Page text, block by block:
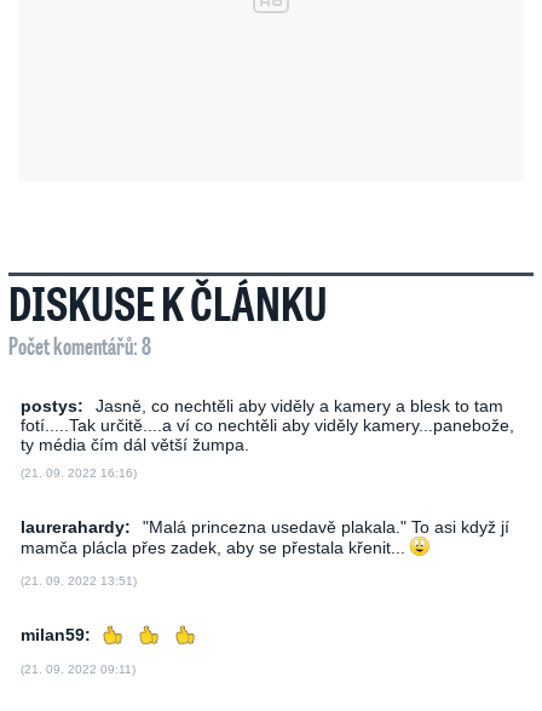
DISKUSE K ČLÁNKU
Počet komentářů: 8
postys:
Jasně, co nechtěli aby viděly a kamery a blesk to tam
fotí.....Tak určitě....a ví co nechtěli aby viděly kamery...panebože,
ty média čím dál větší žumpa.
(21. 09. 2022 16:16)
laurerahardy:
"Malá princezna usedavě plakala." To asi když jí
mamča plácla přes zadek, aby se přestala křenit...
(21. 09. 2022 13:51)
milan59:
(21. 09. 2022 09:11)